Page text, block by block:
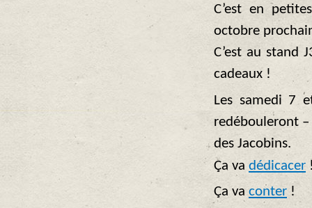
C’est en
octobre
C’est au stand
cadeaux !
Les samedi 7
redébouleront
des Jacobins.
Ça va dédicacer
Ça va conter !